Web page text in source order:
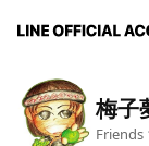
梅子
Friends